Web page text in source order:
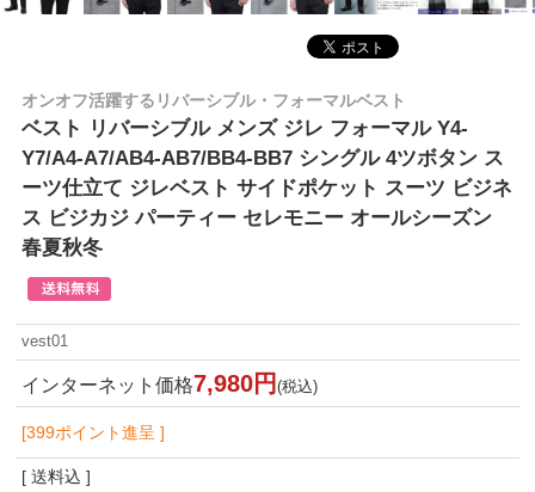
オンオフ活躍するリバーシブル・フォーマルベスト
ベスト リバーシブル メンズ ジレ フォーマル Y4-
Y7/A4-A7/AB4-AB7/BB4-BB7 シングル 4ツボタン ス
ーツ仕立て ジレベスト サイドポケット スーツ ビジネ
ス ビジカジ パーティー セレモニー オールシーズン
春夏秋冬
vest01
インターネット価格7,980円(税込)
[399ポイント進呈 ]
[ 送料込 ]